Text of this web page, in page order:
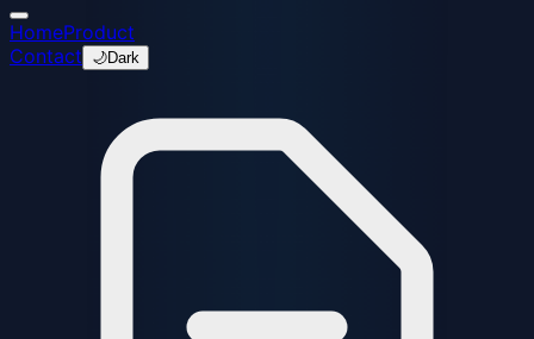
HomeProduct
Contact
🌙Dark